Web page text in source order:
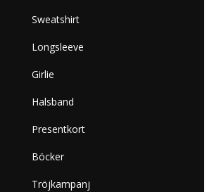
Sweatshirt
Longsleeve
Girlie
Halsband
Presentkort
Böcker
Tröjkampanj